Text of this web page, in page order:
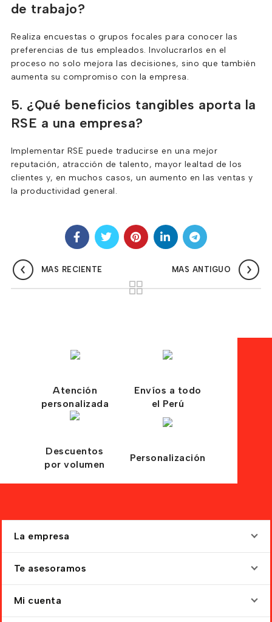
de trabajo?
Realiza encuestas o grupos focales para conocer las
preferencias de tus empleados. Involucrarlos en el
proceso no solo mejora las decisiones, sino que también
aumenta su compromiso con la empresa.
5. ¿Qué beneficios tangibles aporta la
RSE a una empresa?
Implementar RSE puede traducirse en una mejor
reputación, atracción de talento, mayor lealtad de los
clientes y, en muchos casos, un aumento en las ventas y
la productividad general.
MAS RECIENTE MAS ANTIGUO
Atención
personalizada
Envíos a todo
el Perú
Descuentos
por volumen
Personalización
La empresa
Te asesoramos
Mi cuenta